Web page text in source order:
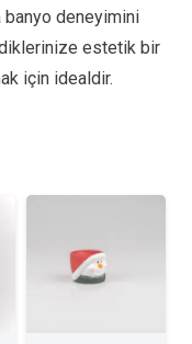
deneyimini
estetik bir
için idealdir.